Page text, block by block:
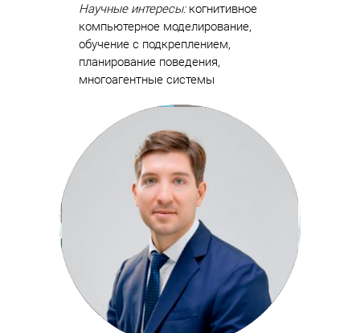
Научные интересы: когнитивное
компьютерное моделирование,
обучение с подкреплением,
планирование поведения,
многоагентные системы